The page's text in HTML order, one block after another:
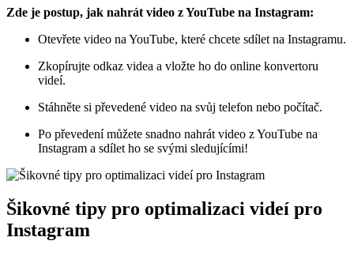
Zde je postup, jak nahrát video z YouTube na Instagram:
Otevřete video na YouTube, které chcete sdílet na Instagramu.
Zkopírujte odkaz videa a vložte ho do online konvertoru
videí.
Stáhněte si převedené video na svůj telefon nebo počítač.
Po převedení můžete snadno nahrát video z YouTube na
Instagram a sdílet ho se svými sledujícími!
Šikovné tipy pro optimalizaci videí pro
Instagram